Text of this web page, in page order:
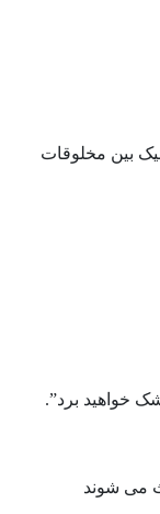
بین مخلوقات
خواهید برد”.
می شوند